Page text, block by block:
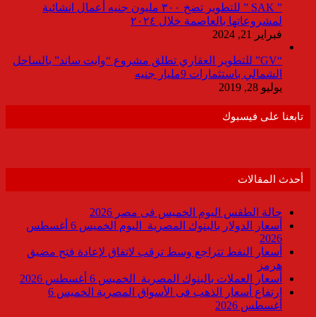
” SAK ” للتطوير تضخ ٣٠٠ مليون جنيه أعمال انشائية
لمشروعاتها بالعاصمة خلال ٢٠٢٤
فبراير 21, 2024
“GV” للتطوير العقاري تطلق مشروع “وايت ساند” بالساحل
الشمالي باستثمارات 9مليار جنيه
يوليو 28, 2019
تابعنا على فيسبوك
أحدث المقالات
حالة الطقس اليوم الخميس فى مصر 2026
أسعار الدولار بالبنوك المصرية اليوم الخميس 6 أغسطس
2026
أسعار النفط تتراجع وسط ترقب لاتفاق لإعادة فتح مضيق
هرمز
أسعار العملات بالبنوك المصرية الخميس 6 أغسطس 2026
ارتفاع أسعار الذهب فى الأسواق المصرية الخميس 6
أغسطس 2026